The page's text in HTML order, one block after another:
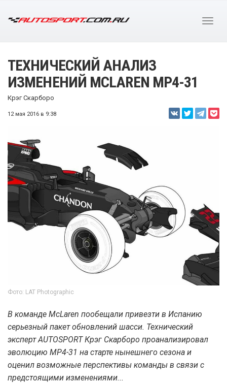
ТЕХНИЧЕСКИЙ АНАЛИЗ
ИЗМЕНЕНИЙ MCLAREN MP4-31
Крэг Скарборо
12 мая 2016 в 9:38
Фото: LAT Photographic
В команде McLaren пообещали привезти в Испанию
серьезный пакет обновлений шасси. Технический
эксперт AUTOSPORT Крэг Скарборо проанализировал
эволюцию MP4-31 на старте нынешнего сезона и
оценил возможные перспективы команды в связи с
предстоящими изменениями...